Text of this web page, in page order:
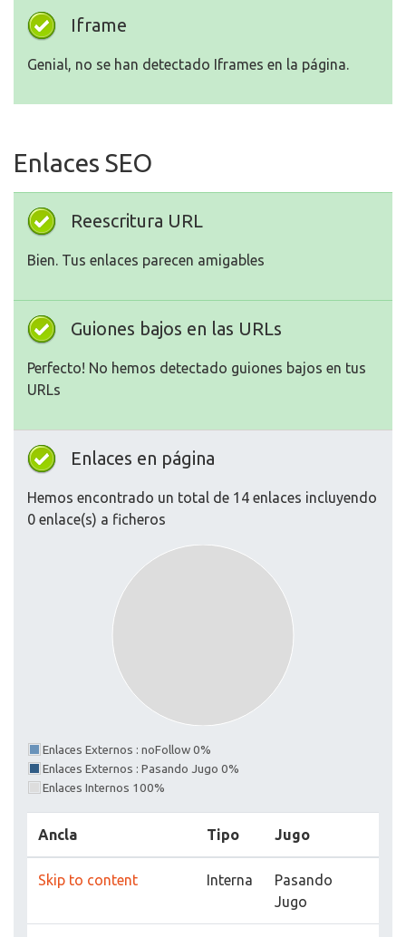
Iframe
Genial, no se han detectado Iframes en la página.
Enlaces SEO
Reescritura URL
Bien. Tus enlaces parecen amigables
Guiones bajos en las URLs
Perfecto! No hemos detectado guiones bajos en tus
URLs
Enlaces en página
Hemos encontrado un total de 14 enlaces incluyendo
0 enlace(s) a ficheros
Enlaces Externos : noFollow 0%
Enlaces Externos : Pasando Jugo 0%
Enlaces Internos 100%
Ancla Tipo Jugo
Skip to content Interna
Pasando
Jugo